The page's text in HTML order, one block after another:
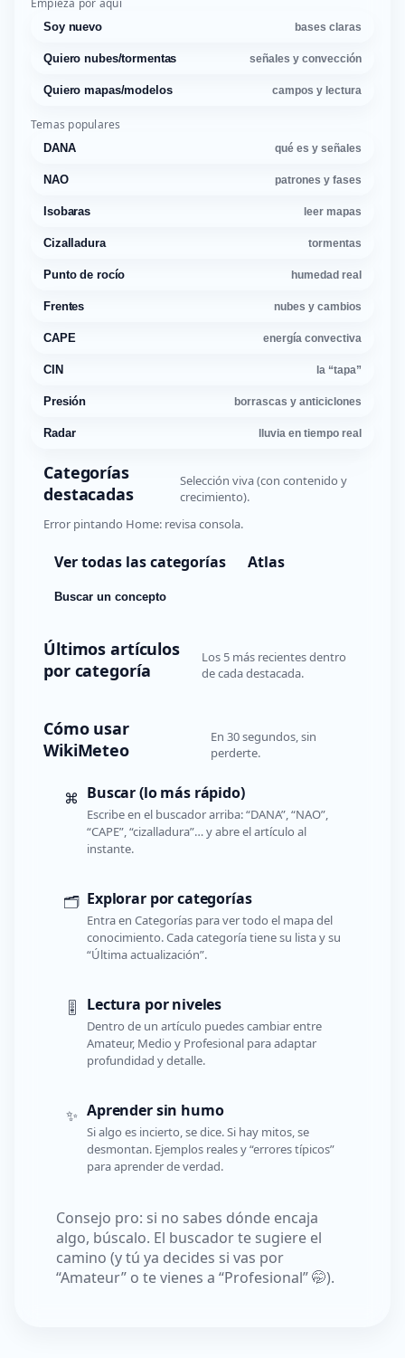
Empieza por aquí
Soy nuevo bases claras
Quiero nubes/tormentas señales y convección
Quiero mapas/modelos campos y lectura
Temas populares
DANA qué es y señales
NAO patrones y fases
Isobaras leer mapas
Cizalladura tormentas
Punto de rocío humedad real
Frentes nubes y cambios
CAPE energía convectiva
CIN la “tapa”
Presión borrascas y anticiclones
Radar lluvia en tiempo real
Categorías
destacadas
Selección viva (con contenido y
crecimiento).
Error pintando Home: revisa consola.
Ver todas las categorías Atlas
Buscar un concepto
Últimos artículos
por categoría
Los 5 más recientes dentro
de cada destacada.
Cómo usar
WikiMeteo
En 30 segundos, sin
perderte.
⌘ Buscar (lo más rápido)
Escribe en el buscador arriba: “DANA”, “NAO”,
“CAPE”, “cizalladura”… y abre el artículo al
instante.
🗂️ Explorar por categorías
Entra en Categorías para ver todo el mapa del
conocimiento. Cada categoría tiene su lista y su
“Última actualización”.
🎚️ Lectura por niveles
Dentro de un artículo puedes cambiar entre
Amateur, Medio y Profesional para adaptar
profundidad y detalle.
✨ Aprender sin humo
Si algo es incierto, se dice. Si hay mitos, se
desmontan. Ejemplos reales y “errores típicos”
para aprender de verdad.
Consejo pro: si no sabes dónde encaja
algo, búscalo. El buscador te sugiere el
camino (y tú ya decides si vas por
“Amateur” o te vienes a “Profesional” 🤭).